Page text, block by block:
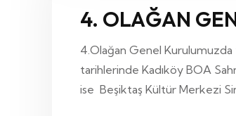
4. OLAĞAN
4.Olağan Genel
tarihlerinde Kadıköy BOA
ise Beşiktaş Kültür Merkezi